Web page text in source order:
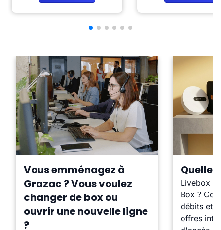
Vous emménagez à
Grazac ? Vous voulez
changer de box ou
ouvrir une nouvelle ligne
?
Quelle
Livebox ?
Box ?
débits et
offres